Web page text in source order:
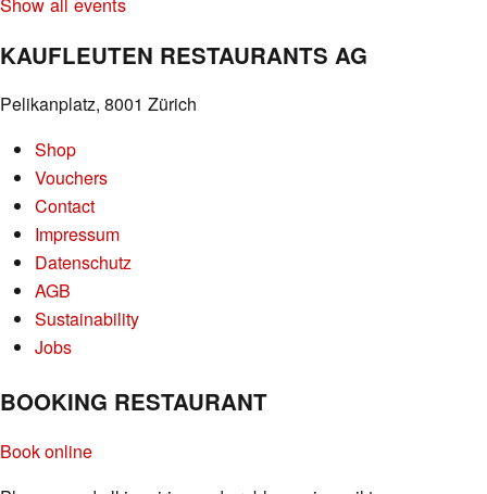
KAUFLEUTEN RESTAURANTS AG
Pelikanplatz, 8001 Zürich
Shop
Vouchers
Contact
Impressum
Datenschutz
AGB
Sustainability
Jobs
BOOKING RESTAURANT
Book online